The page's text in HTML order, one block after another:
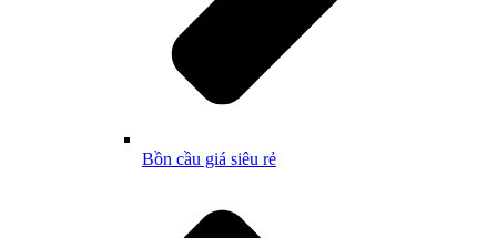
Bồn cầu giá siêu rẻ